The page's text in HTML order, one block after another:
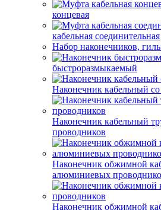
концевая
кабельная соединительная
Набор наконечников,
быстроразмыкаемый
Наконечник кабельный
Наконечник кабельный
проводников
Наконечник обжимной
алюминиевых
Наконечник обжимной